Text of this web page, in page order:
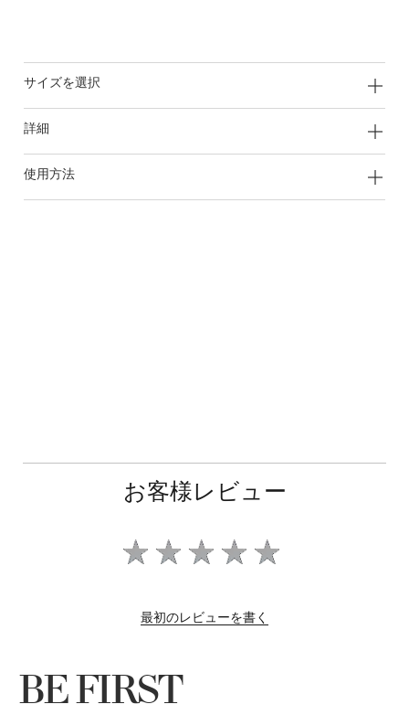
サイズを選択
詳細
使用方法
お客様レビュー
最初のレビューを書く
BE FIRST